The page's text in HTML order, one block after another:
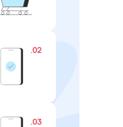
02.
03.